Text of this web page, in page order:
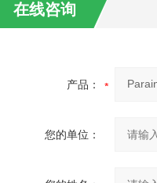
在线咨询
产品：
您的单位：